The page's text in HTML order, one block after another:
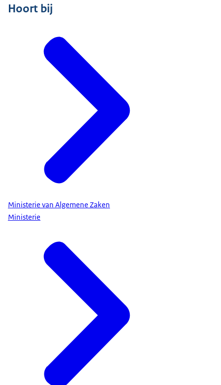
Hoort bij
Ministerie van Algemene Zaken
Ministerie